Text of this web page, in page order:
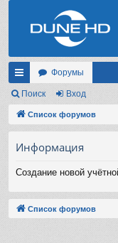
с
ы
Форумы
Поиск Вход
Список форумов
Информация
Создание новой
Список форумов